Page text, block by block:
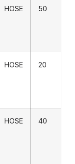
HOSE 50
HOSE 20
HOSE 40